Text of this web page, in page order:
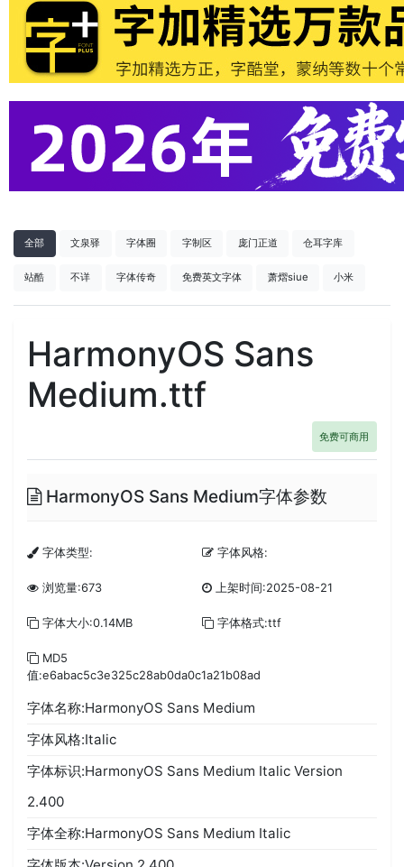
全部 文泉驿 字体圈 字制区 庞门正道 仓耳字库
站酷 不详 字体传奇 免费英文字体 萧熠siue 小米
HarmonyOS Sans
Medium.ttf
免费可商用
HarmonyOS Sans Medium字体参数
字体类型: 字体风格:
浏览量:673 上架时间:2025-08-21
字体大小:0.14MB 字体格式:ttf
MD5
值:e6abac5c3e325c28ab0da0c1a21b08ad
字体名称:HarmonyOS Sans Medium
字体风格:Italic
字体标识:HarmonyOS Sans Medium Italic Version
2.400
字体全称:HarmonyOS Sans Medium Italic